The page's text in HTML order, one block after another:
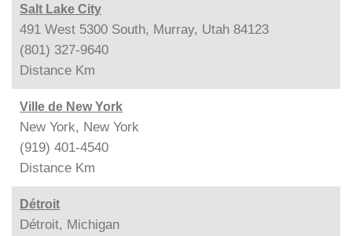
Salt Lake City
491 West 5300 South, Murray, Utah 84123
(801) 327-9640
Distance Km
Ville de New York
New York, New York
(919) 401-4540
Distance Km
Détroit
Détroit, Michigan